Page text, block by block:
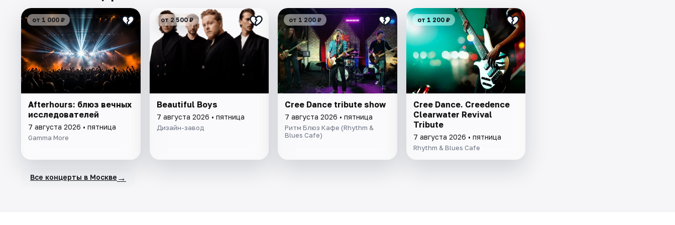
от 1 000 ₽
Afterhours: блюз вечных
исследователей
7 августа 2026 • пятница
Gamma More
от 2 500 ₽
Beautiful Boys
7 августа 2026 • пятница
Дизайн-завод
от 1 200 ₽
Cree Dance tribute show
7 августа 2026 • пятница
Ритм Блюз Кафе (Rhythm &
Blues Cafe)
от 1 200 ₽
Cree Dance. Creedence
Clearwater Revival
Tribute
7 августа 2026 • пятница
Rhythm & Blues Cafe
Все концерты в Москве →